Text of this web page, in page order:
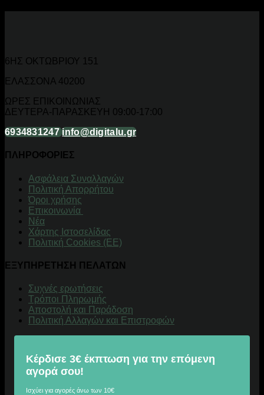
6ΗΣ ΟΚΤΩΒΡΙΟΥ 151
ΕΛΑΣΣΟΝΑ 40200
ΩΡΕΣ ΕΠΙΚΟΙΝΩΝΙΑΣ
ΔΕΥΤΕΡΑ-ΠΑΡΑΣΚΕΥΗ 09:00-17:00
6934831247 info@digitalu.gr
ΠΛΗΡΟΦΟΡΙΕΣ
Aσφάλεια Συναλλαγών
Πολιτική Απορρήτου
Όροι χρήσης
Επικοινωνία
Νέα
Χάρτης Ιστοσελίδας
Πολιτική Cookies (ΕΕ)
ΕΞΥΠΗΡΕΤΗΣΗ ΠΕΛΑΤΩΝ
Συχνές ερωτήσεις
Τρόποι Πληρωμής
Αποστολή και Παράδοση
Πολιτική Αλλαγών και Επιστροφών
Κέρδισε 3€ έκπτωση για την επόμενη
αγορά σου!
Ισχύει για αγορές άνω των 10€